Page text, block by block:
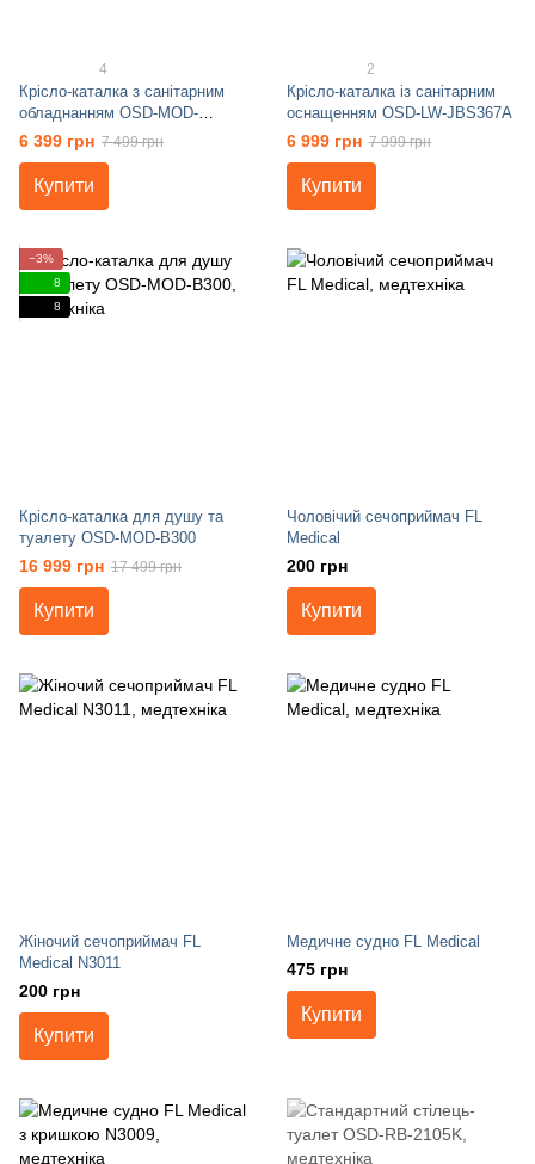
4
Крісло-каталка з санітарним
обладнанням OSD-MOD-
JBS367A
6 399 грн 7 499 грн
Купити
2
Крісло-каталка із санітарним
оснащенням OSD-LW-JBS367A
6 999 грн 7 999 грн
Купити
−3%
8
8
Крісло-каталка для душу та
туалету OSD-MOD-B300
16 999 грн 17 499 грн
Купити
Чоловічий сечоприймач FL
Medical
200 грн
Купити
Жіночий сечоприймач FL
Medical N3011
200 грн
Купити
Медичне судно FL Medical
475 грн
Купити